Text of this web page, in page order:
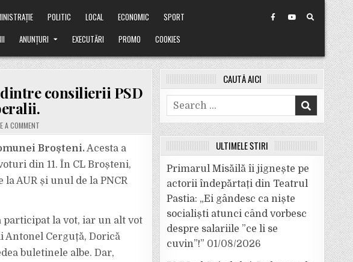
POLITIC LOCAL ECONOMIC
SPORT
ANUNȚURI EXECUTĂRI PROMO COOKIES
consilierii PSD
A COMMENTON
PNL
VICEPRIMAR
LA
BROȘTENI.
UNUL
DINTRE
CONSILIERII
PSD
CU
LIBERALII.
Broșteni.Acesta a
din 11. În CL Broșteni,
AUR și unul de la PNCR
la vot, iar un alt vot
Antonel Cerguță, Dorică
buletinele albe. Dar,
CAUTĂ AICI
Search
for:
ULTIMELE ȘTIRI
Primarul Misăilă îi jignește pe
actorii îndepărtați din Teatrul
Pastia: „Ei gândesc ca niște
socialiști atunci când vorbesc
despre salariile ”ce li se
cuvin”!” 01/08/2026